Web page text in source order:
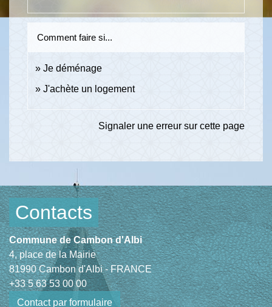
Comment faire si...
Je déménage
J'achète un logement
Signaler une erreur sur cette page
Contacts
Commune de Cambon d'Albi
4, place de la Mairie
81990 Cambon d'Albi - FRANCE
+33 5 63 53 00 00
Contact par formulaire